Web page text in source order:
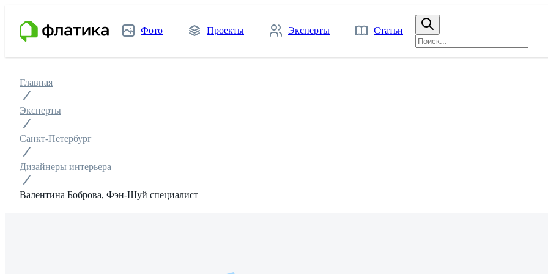
Фото Проекты Эксперты Статьи
Главная
Эксперты
Санкт-Петербург
Дизайнеры интерьера
Валентина Боброва, Фэн-Шуй специалист